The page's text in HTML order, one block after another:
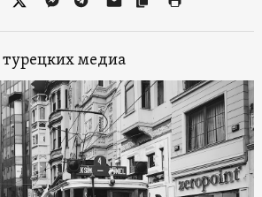
медиа